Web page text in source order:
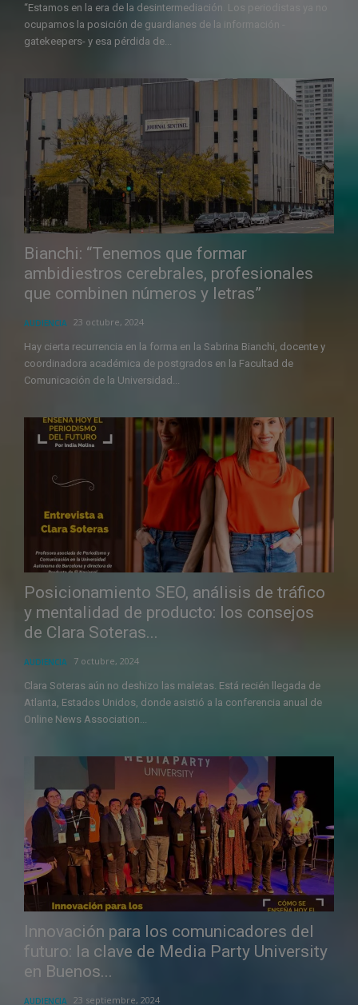
“Estamos en la era de la desintermediación. Los periodistas ya no
ocupamos la posición de guardianes de la información -
gatekeepers- y esa pérdida de...
Bianchi: “Tenemos que formar
ambidiestros cerebrales, profesionales
que combinen números y letras”
AUDIENCIA 23 octubre, 2024
Hay cierta recurrencia en la forma en la Sabrina Bianchi, docente y
coordinadora académica de postgrados en la Facultad de
Comunicación de la Universidad...
Posicionamiento SEO, análisis de tráfico
y mentalidad de producto: los consejos
de Clara Soteras...
AUDIENCIA 7 octubre, 2024
Clara Soteras aún no deshizo las maletas. Está recién llegada de
Atlanta, Estados Unidos, donde asistió a la conferencia anual de
Online News Association...
Innovación para los comunicadores del
futuro: la clave de Media Party University
en Buenos...
AUDIENCIA 23 septiembre, 2024